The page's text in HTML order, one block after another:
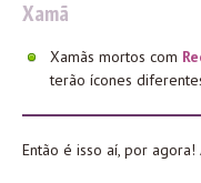
Xamã
Xamãs mortos com
terão ícones
Então é isso aí, por